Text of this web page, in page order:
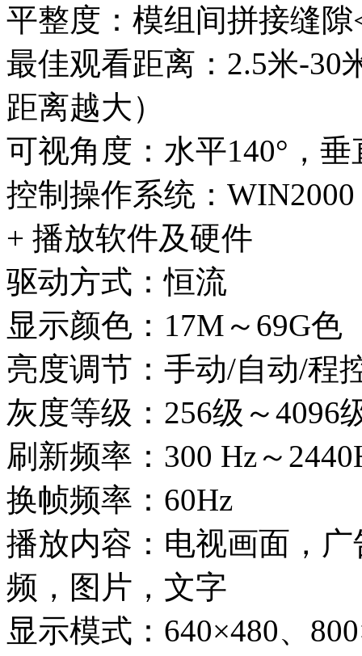
平整度：模组间拼接缝隙
最佳观看距离：2.5米-30
距离越大）
可视角度：水平140°，垂
控制操作系统：
+ 播放软件及硬件
驱动方式：恒流
显示颜色：17M～69G色
亮度调节：手动/自动/程
灰度等级：256级～4096
刷新频率：300 Hz～
换帧频率：60Hz
播放内容：电视画面，
频，图片，文字
显示模式：640×480、